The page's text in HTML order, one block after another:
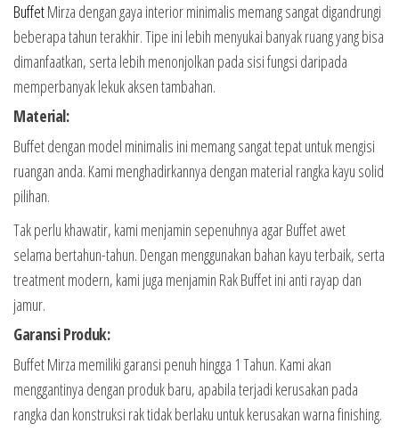
BuffetMirza dengan gaya interior minimalis memang sangat digandrungi
beberapa tahun terakhir. Tipe ini lebih menyukai banyak ruang yang bisa
dimanfaatkan, serta lebih menonjolkan pada sisi fungsi daripada
memperbanyak lekuk aksen tambahan.
Material:
Buffet dengan model minimalis ini memang sangat tepat untuk mengisi
ruangan anda. Kami menghadirkannya dengan material rangka kayu solid
pilihan.
Tak perlu khawatir, kami menjamin sepenuhnya agar Buffet awet
selama bertahun-tahun. Dengan menggunakan bahan kayu terbaik, serta
treatment modern, kami juga menjamin Rak Buffet ini anti rayap dan
jamur.
Garansi Produk:
Buffet Mirza memiliki garansi penuh hingga 1 Tahun. Kami akan
menggantinya dengan produk baru, apabila terjadi kerusakan pada
rangka dan konstruksi rak tidak berlaku untuk kerusakan warna finishing.